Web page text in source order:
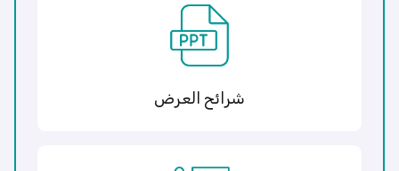
شرائح العرض